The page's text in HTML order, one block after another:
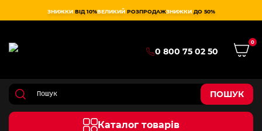
ЗНИЖКИ ВІД 10%ВЕЛИКИЙ РОЗПРОДАЖЗНИЖКИ ДО 50%
0 800 75 02 50
0
ПОШУК
Каталог товарів